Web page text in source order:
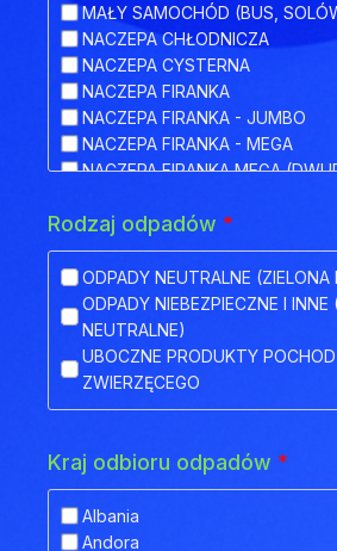
MAŁY SAMOCHÓD (BUS,
NACZEPA CHŁODNICZA
NACZEPA CYSTERNA
NACZEPA FIRANKA
NACZEPA FIRANKA - JUMBO
NACZEPA FIRANKA - MEGA
NACZEPA FIRANKA MEGA
NACZEPA HAKOWA Z
NACZEPA IZOTERMA
NACZEPA KŁONICOWA
NACZEPA KONTENEROWA
NACZEPA MEGA
NACZEPA NISKOPODWOZIOWA
NACZEPA NISKOPODWOZIOWA
POKŁADEM
NACZEPA PLATFORMA
NACZEPA PLATFORMOWA BDF
NACZEPA PRZEZNACZONA DO
ZWIERZĄT
Rodzaj odpadów *
ODPADY NEUTRALNE (ZIELONA
ODPADY NIEBEZPIECZNE I INNE
NEUTRALNE)
UBOCZNE PRODUKTY
ZWIERZĘCEGO
Kraj odbioru odpadów *
Albania
Andora